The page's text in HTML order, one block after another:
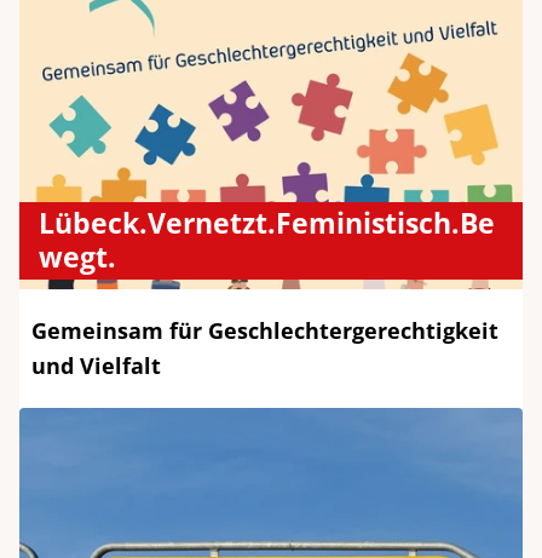
Lübeck.Vernetzt.Feministisch.Be
wegt.
Gemeinsam für Geschlechtergerechtigkeit
und Vielfalt